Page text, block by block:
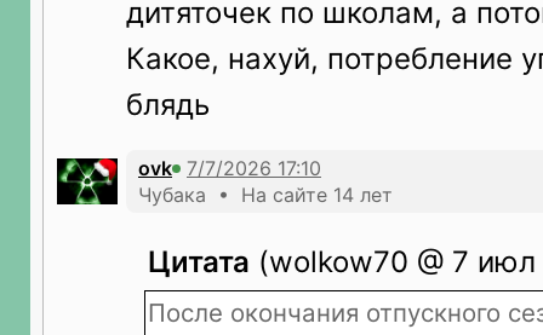
дитяточек по школам, а
Какое, нахуй, потребление
блядь
ovk
Чубака • На сайте 14 лет
Цитата (wolkow70 @ 7
После окончания отпускного